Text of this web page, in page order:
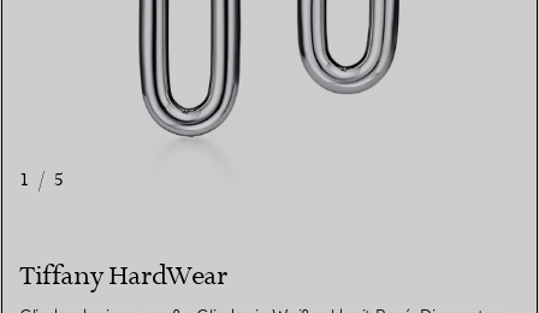
1 / 5
Tiffany HardWear